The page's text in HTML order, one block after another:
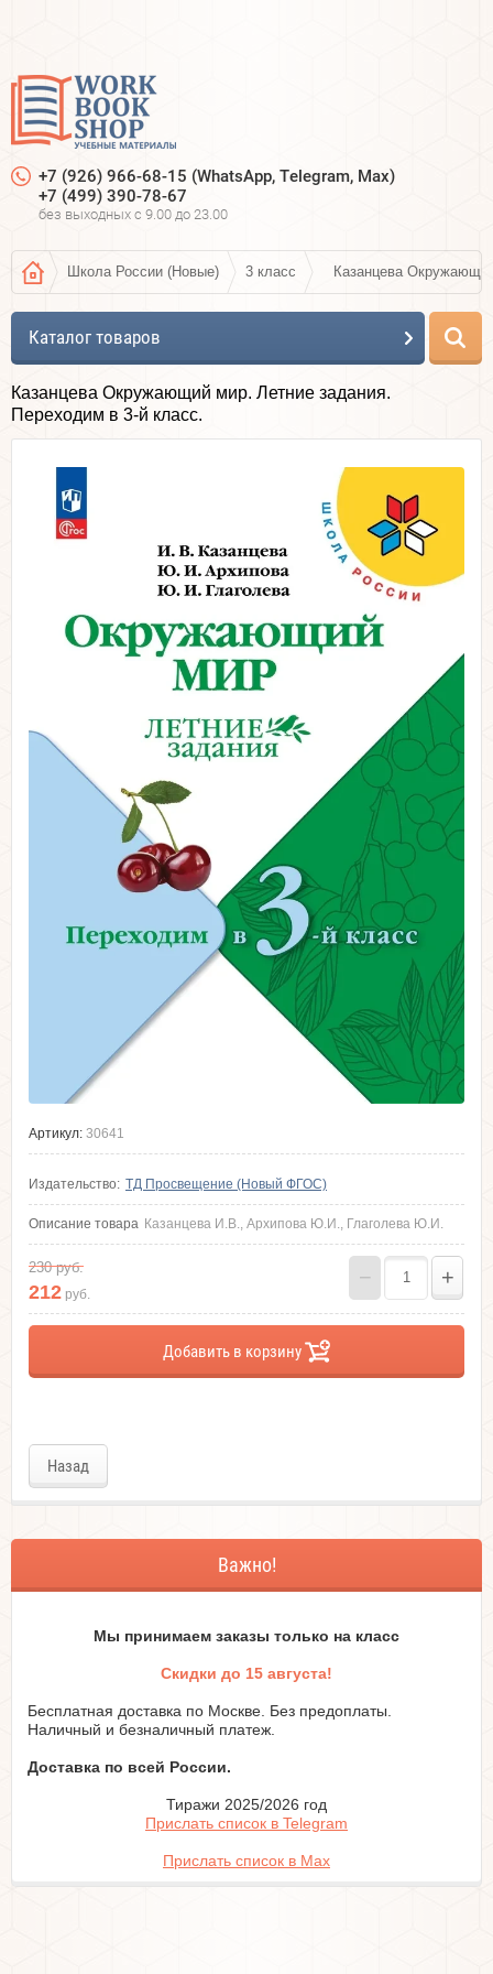
+7 (926) 966-68-15 (WhatsApp, Telegram, Max)
+7 (499) 390-78-67
без выходных c 9.00 до 23.00
Школа России (Новые) 3 класс Казанцева
Каталог товаров
Казанцева Окружающий мир. Летние задания.
Переходим в 3-й класс.
Артикул: 30641
Издательство: ТД Просвещение (Новый ФГОС)
Описание товара Казанцева И.В., Архипова Ю.И., Глаголева Ю.И.
230руб.
212 руб.
− +
Добавить в корзину
Назад
Важно!
Мы принимаем заказы только на класc
Скидки до 15 августа!
Бесплатная доставка по Москве. Без предоплаты.
Наличный и безналичный платеж.
Доставка по всей России.
Тиражи 2025/2026 год
Прислать список в Telegram
Прислать список в Max